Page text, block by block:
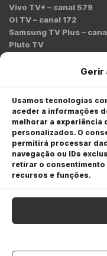
Gerir
Usamos tecnologias
aceder a informações
melhorar a experiência
personalizados. O
permitirá processar
navegação ou IDs
retirar o
recursos e funções.
Vivo TV+ – canal 579
Oi TV – canal 172
Samsung TV Plus –
Pluto TV
Comercial:
Anuncie na BM&C
A BM&C News
através de TV,